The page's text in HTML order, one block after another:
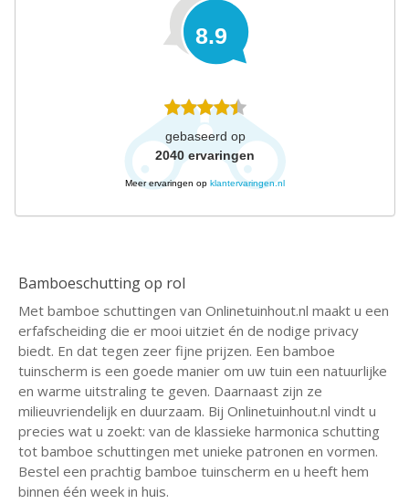
8.9
gebaseerd op
2040 ervaringen
Meer ervaringen op klantervaringen.nl
Bamboeschutting op rol
Met bamboe schuttingen van Onlinetuinhout.nl maakt u een
erfafscheiding die er mooi uitziet én de nodige privacy
biedt. En dat tegen zeer fijne prijzen. Een bamboe
tuinscherm is een goede manier om uw tuin een natuurlijke
en warme uitstraling te geven. Daarnaast zijn ze
milieuvriendelijk en duurzaam. Bij Onlinetuinhout.nl vindt u
precies wat u zoekt: van de klassieke harmonica schutting
tot bamboe schuttingen met unieke patronen en vormen.
Bestel een prachtig bamboe tuinscherm en u heeft hem
binnen één week in huis.